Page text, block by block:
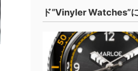
ド“Vinyler Watches”